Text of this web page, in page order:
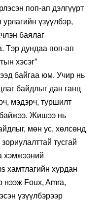
поп-ап дэлгүүрт
үзүүлбэр,
баялаг
Тэр дундаа поп-ап
хэсэг”
байгаа юм. Учир нь
байдлыг дан ганц
мэдэрч, туршилт
Жишээ нь
мөн ус, хөлсөнд
тусгай
хэмжээний
хамтлагийн хурдан
нээж Foux, Amra,
үзүүлбэрээр